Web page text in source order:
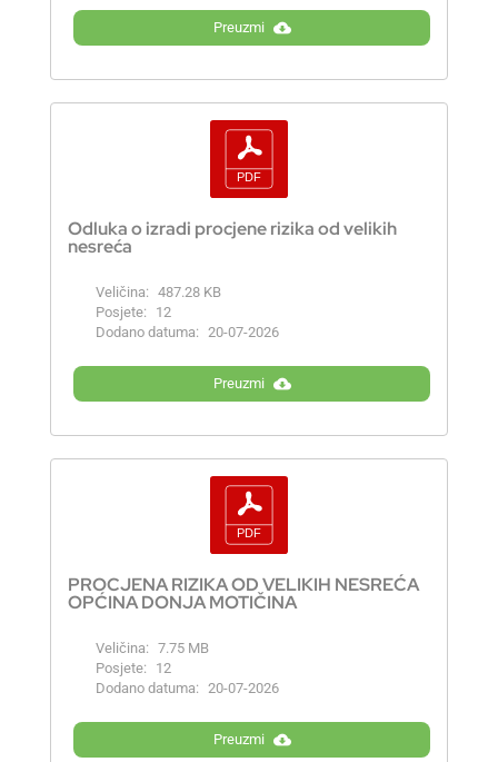
Preuzmi
Odluka o izradi procjene rizika od velikih
nesreća
Veličina: 487.28 KB
Posjete:
12
Dodano datuma: 20-07-2026
Preuzmi
PROCJENA RIZIKA OD VELIKIH NESREĆA
OPĆINA DONJA MOTIČINA
Veličina: 7.75 MB
Posjete:
12
Dodano datuma: 20-07-2026
Preuzmi